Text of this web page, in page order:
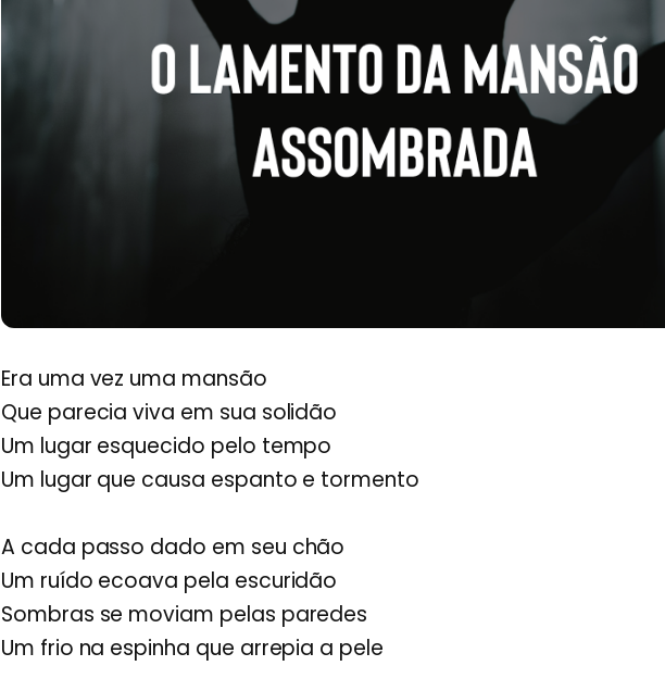
Era uma vez uma mansão
Que parecia viva em sua solidão
Um lugar esquecido pelo tempo
Um lugar que causa espanto e tormento
A cada passo dado em seu chão
Um ruído ecoava pela escuridão
Sombras se moviam pelas paredes
Um frio na espinha que arrepia a pele